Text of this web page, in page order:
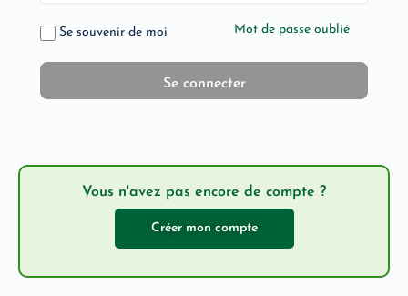
Se souvenir de moi Mot de passe oublié
Vous n'avez pas encore de compte ?
Créer mon compte